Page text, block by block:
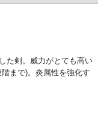
た剣。威力がとても高い
まで)。炎属性を強化す